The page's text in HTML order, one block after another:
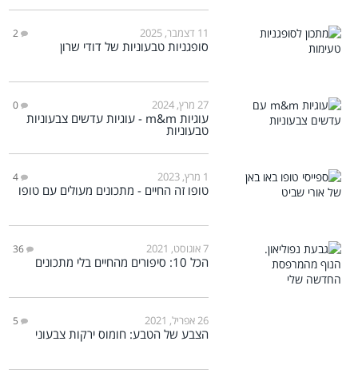
11 דצמבר, 2025 2
סופגניות טבעוניות של דודי שרון
27 מרץ, 2024 0
עוגיות m&m - עוגיות עדשים צבעוניות
טבעוניות
1 מרץ, 2023 4
טופו זה החיים - מתכונים מעולים עם טופו
7 אוגוסט, 2021 36
הכל 10: סיפורים מהחיים בלי מתכונים
26 אפריל, 2021 5
הצבע של הטבע: חומוס ירקות צבעוני